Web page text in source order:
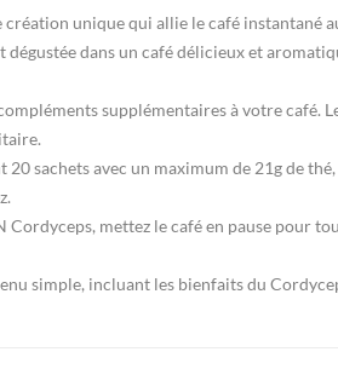
unique qui allie le café instantané
dans un café délicieux et
supplémentaires à votre café.
sachets avec un maximum de 21g de
Cordyceps, mettez le café en pause pour
simple, incluant les bienfaits du